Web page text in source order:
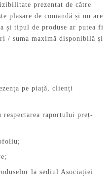
prezentat de către
plasare de comandă și nu are
și tipul de produse ar putea fi
/ suma maximă disponibilă și
pe piață, clienți
raportului preț-
la sediul Asociației